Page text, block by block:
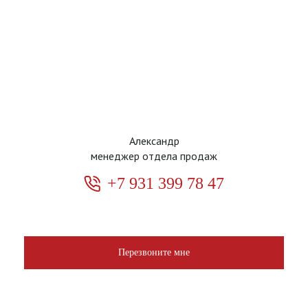
Александр
менеджер отдела продаж
+7 931 399 78 47
Перезвоните мне